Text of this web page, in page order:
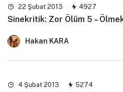
22 Şubat 2013 4927
Sinekritik: Zor Ölüm 5 –
Hakan KARA
4 Şubat 2013 5274